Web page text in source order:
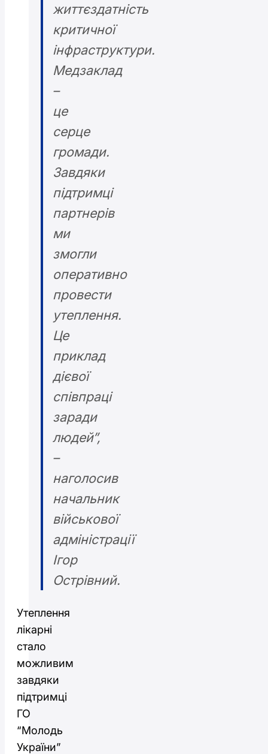
життєздатність
критичної
інфраструктури.
Медзаклад
–
це
серце
громади.
Завдяки
підтримці
партнерів
ми
змогли
оперативно
провести
утеплення.
Це
приклад
дієвої
співпраці
заради
людей”,
–
наголосив
начальник
військової
адміністрації
Ігор
Острівний.
Утеплення
лікарні
стало
можливим
завдяки
підтримці
ГО
“Молодь
України”